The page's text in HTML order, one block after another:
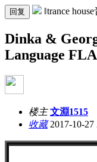
回复 ‖trance
Dinka &
Language
楼主 文淵1515
收藏2017-10-27